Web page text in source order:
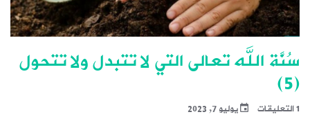
سُنَّة الله تعالى التي لا تتبدل ولا تتحول
(5)
1 التعليقات يوليو 7, 2023